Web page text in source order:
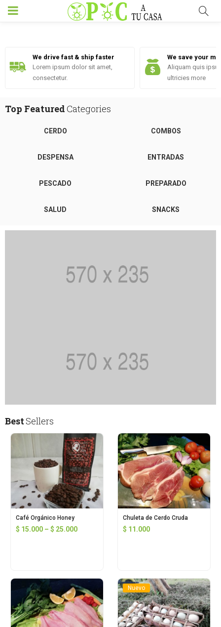
We drive fast & ship faster
Lorem ipsum dolor sit amet,
consectetur.
We save your
Aliquam quis
ultricies more
Top FeaturedCategories
CERDO COMBOS
DESPENSA ENTRADAS
PESCADO PREPARADO
SALUD SNACKS
BestSellers
Café Orgánico Honey
$ 15.000 – $ 25.000
Chuleta de Cerdo Cruda
$ 11.000
Nuevo